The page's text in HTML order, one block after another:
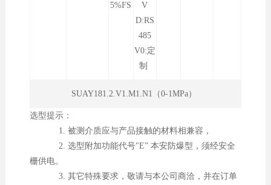
5%FS
V
D:RS
485
V0:定
制
SUAY181.2.V1.M1.N1（0-1MPa）
选型提示：
1. 被测介质应与产品接触的材料相兼容，
2. 选型附加功能代号"E” 本安防爆型，须经安全
栅供电。
3. 其它特殊要求，敬请与本公司商洽，并在订单